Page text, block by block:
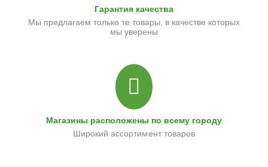
Гарантия качества
Мы предлагаем только те товары, в качестве которых
мы уверены
Магазины расположены по всему городу
Широкий ассортимент товаров